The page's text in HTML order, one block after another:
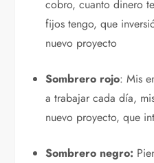
cobro, cuanto dinero
fijos tengo, que
nuevo proyecto
Sombrero rojo: Mis
a trabajar cada día,
nuevo proyecto, que
Sombrero negro: